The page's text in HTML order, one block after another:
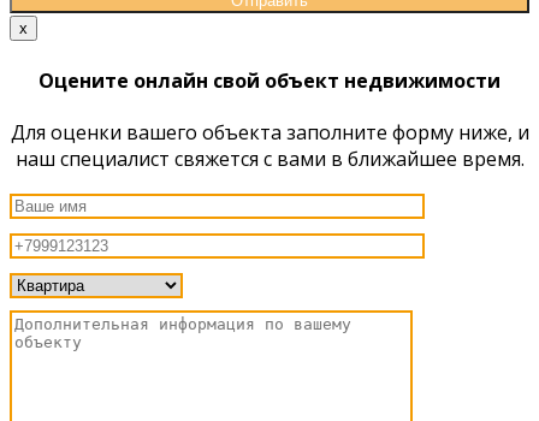
x
Оцените онлайн свой объект недвижимости
Для оценки вашего объекта заполните форму ниже, и
наш специалист свяжется с вами в ближайшее время.